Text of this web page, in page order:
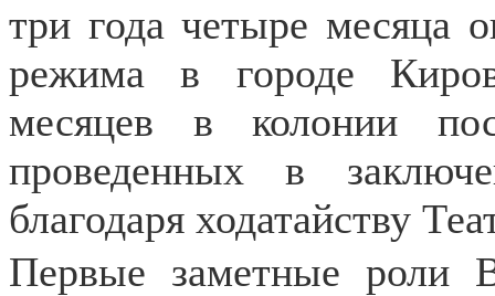
три года четыре месяца
режима в городе
месяцев в колонии
проведенных в
благодаря ходатайству
Первые заметные роли